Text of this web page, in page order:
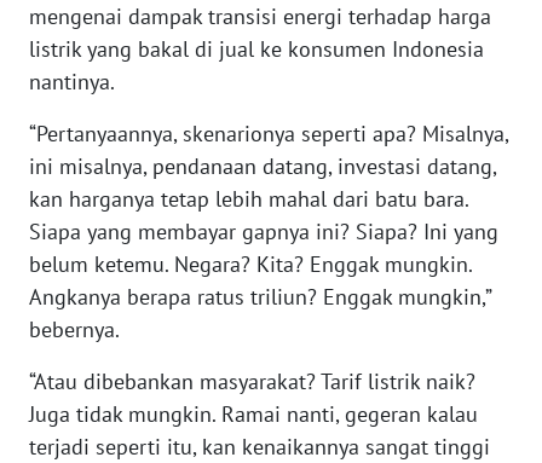
mengenai dampak transisi energi terhadap harga
listrik yang bakal di jual ke konsumen Indonesia
nantinya.
“Pertanyaannya, skenarionya seperti apa? Misalnya,
ini misalnya, pendanaan datang, investasi datang,
kan harganya tetap lebih mahal dari batu bara.
Siapa yang membayar gapnya ini? Siapa? Ini yang
belum ketemu. Negara? Kita? Enggak mungkin.
Angkanya berapa ratus triliun? Enggak mungkin,”
bebernya.
“Atau dibebankan masyarakat? Tarif listrik naik?
Juga tidak mungkin. Ramai nanti, gegeran kalau
terjadi seperti itu, kan kenaikannya sangat tinggi
WN
SULTRA
NTB
WN
WN
SULBAR
WN
BABEL